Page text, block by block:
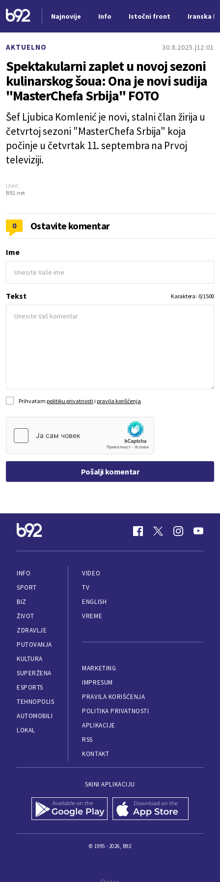
Najnovije Info Istočni front Iranska
AKTUELNO 30.8.2025. 12:01
Spektakularni zaplet u novoj sezoni
kulinarskog šoua: Ona je novi sudija
"MasterChefa Srbija" FOTO
Šef Ljubica Komlenić je novi, stalni član žirija u
četvrtoj sezoni "MasterChefa Srbija" koja
počinje u četvrtak 11. septembra na Prvoj
televiziji.
Izvor:
B92.net
0 Ostavite komentar
Ime
Tekst Karaktera: 0/1500
Prihvatam politiku privatnosti i pravila korišćenja
Pošalji komentar
INFO
SPORT
BIZ
ŽIVOT
ZDRAVLJE
PUTOVANJA
KULTURA
SUPERŽENA
ESPORTS
TEHNOPOLIS
AUTOMOBILI
LOKAL
VIDEO
TV
ENGLISH
VREME
MARKETING
IMPRESUM
PRAVILA KORIŠĆENJA
POLITIKA PRIVATNOSTI
APLIKACIJE
RSS
KONTAKT
SKINI APLIKACIJU
© 1995 - 2026, B92